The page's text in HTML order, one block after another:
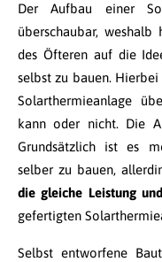
Der Aufbau einer
überschaubar,
des Öfteren auf die
selbst zu bauen.
Solarthermieanlage
kann oder nicht. Die
Grundsätzlich ist es
selber zu bauen,
die gleiche Leistung
gefertigten
Selbst entworfene